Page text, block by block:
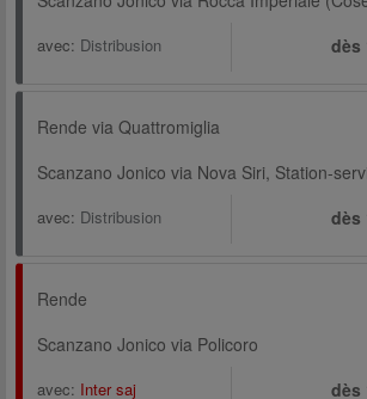
avec: Distribusion dès
Rende via Quattromiglia
Scanzano Jonico via Nova Siri, Station-
avec: Distribusion dès
Rende
Scanzano Jonico via Policoro
avec: Inter saj dès